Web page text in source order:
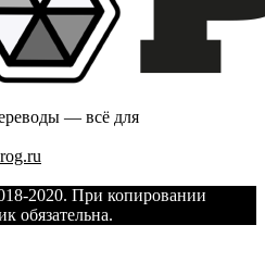
— всё для
2020. При копировании
обязательна.